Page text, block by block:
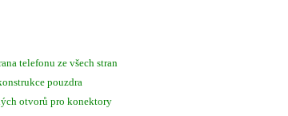
telefonu ze všech stran
pouzdra
otvorů pro konektory